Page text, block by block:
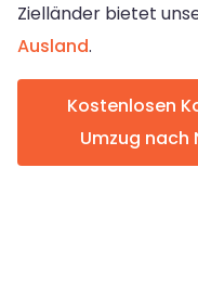
Zielländer bietet
Ausland.
Kostenlosen
Umzug